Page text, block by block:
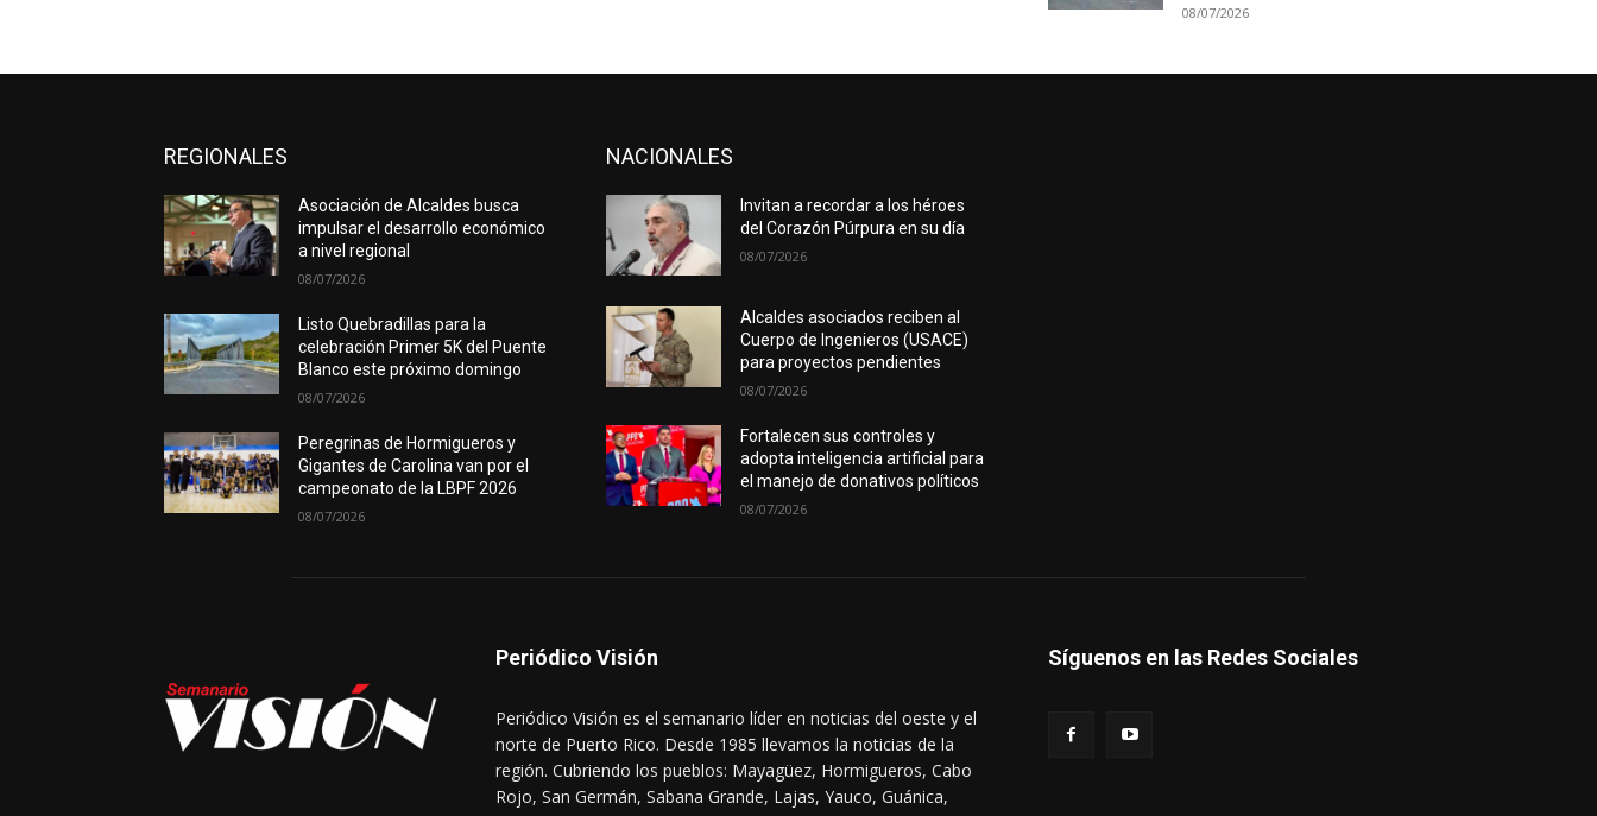
08/07/2026
REGIONALES
Asociación de Alcaldes busca
impulsar el desarrollo económico
a nivel regional
08/07/2026
Listo Quebradillas para la
celebración Primer 5K del Puente
Blanco este próximo domingo
08/07/2026
Peregrinas de Hormigueros y
Gigantes de Carolina van por el
campeonato de la LBPF 2026
08/07/2026
NACIONALES
Invitan a recordar a los héroes
del Corazón Púrpura en su día
08/07/2026
Alcaldes asociados reciben al
Cuerpo de Ingenieros (USACE)
para proyectos pendientes
08/07/2026
Fortalecen sus controles y
adopta inteligencia artificial para
el manejo de donativos políticos
08/07/2026
Periódico Visión
Periódico Visión es el semanario líder en noticias del oeste y el
norte de Puerto Rico. Desde 1985 llevamos la noticias de la
región. Cubriendo los pueblos: Mayagüez, Hormigueros, Cabo
Rojo, San Germán, Sabana Grande, Lajas, Yauco, Guánica,
Síguenos en las Redes Sociales